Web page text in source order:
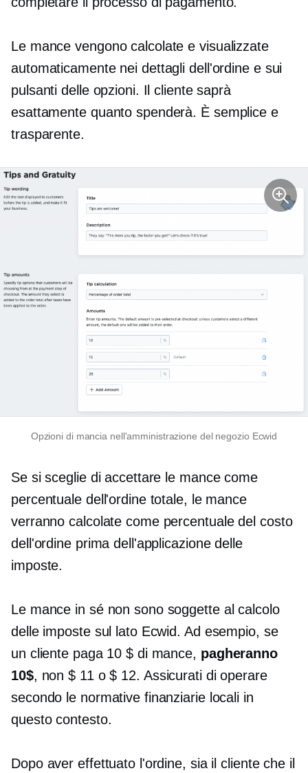
Le mance vengono calcolate e visualizzate
automaticamente nei dettagli dell'ordine e sui
pulsanti delle opzioni. Il cliente saprà
esattamente quanto spenderà. È semplice e
trasparente.
Opzioni di mancia nell'amministrazione del negozio Ecwid
Se si sceglie di accettare le mance come
percentuale dell'ordine totale, le mance
verranno calcolate come percentuale del costo
dell'ordine prima dell'applicazione delle
imposte.
Le mance in sé non sono soggette al calcolo
delle imposte sul lato Ecwid. Ad esempio, se
un cliente paga 10 $ di mance, pagheranno
10$, non $ 11 o $ 12. Assicurati di operare
secondo le normative finanziarie locali in
questo contesto.
Dopo aver effettuato l'ordine, sia il cliente che il